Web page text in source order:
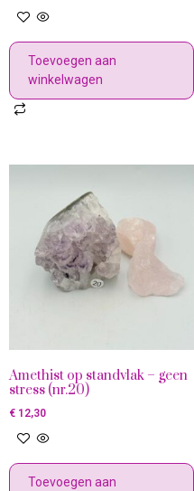
Toevoegen aan
winkelwagen
Amethist op standvlak – geen
stress (nr.20)
€ 12,30
Toevoegen aan